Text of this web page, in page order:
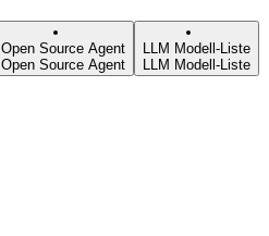
Open Source Agent
Open Source Agent
LLM Modell-Liste
LLM Modell-Liste